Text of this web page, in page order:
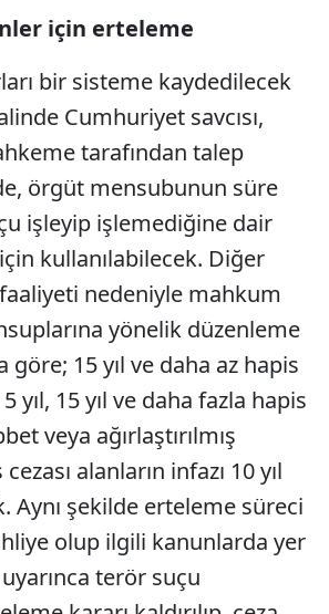
için erteleme
bir sisteme kaydedilecek
Cumhuriyet savcısı,
tarafından talep
örgüt mensubunun süre
işleyip işlemediğine dair
kullanılabilecek. Diğer
nedeniyle mahkum
yönelik düzenleme
göre; 15 yıl ve daha az hapis
yıl, 15 yıl ve daha fazla hapis
veya ağırlaştırılmış
alanların infazı 10 yıl
Aynı şekilde erteleme süreci
olup ilgili kanunlarda yer
terör suçu